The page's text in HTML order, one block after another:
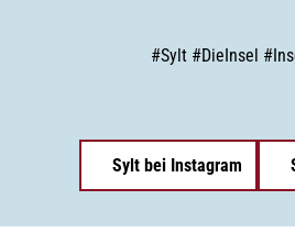
#Sylt #DieInsel #
Sylt bei Instagram